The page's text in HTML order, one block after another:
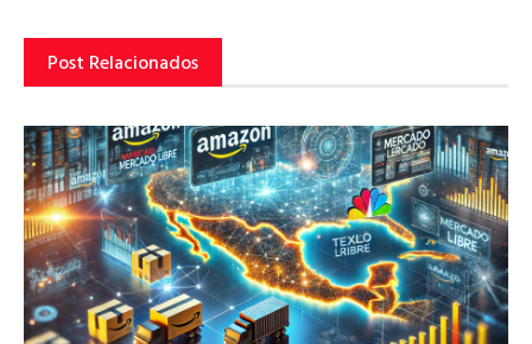
Post Relacionados